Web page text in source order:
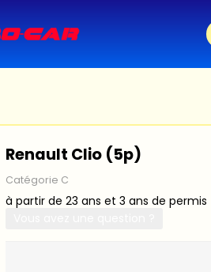
Renault Clio (5p)
Catégorie C
à partir de 23 ans et 3 ans de permis